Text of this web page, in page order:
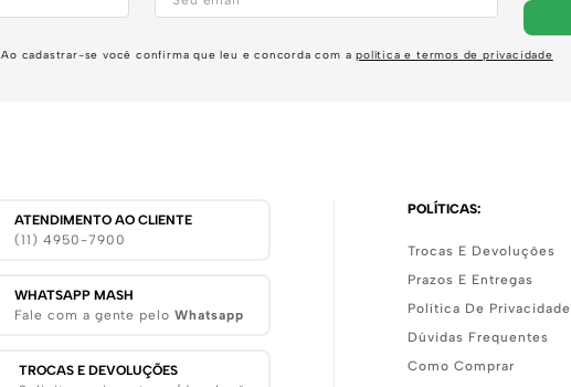
Ao cadastrar-se você confirma que leu e concorda com apolítica e termos de privacidade
ATENDIMENTO AO CLIENTE
(11) 4950-7900
WHATSAPP MASH
Fale com a gente peloWhatsapp
TROCAS E DEVOLUÇÕES
POLÍTICAS:
Trocas E Devoluções
Prazos E Entregas
Política De Privacidade
Dúvidas Frequentes
Como Comprar